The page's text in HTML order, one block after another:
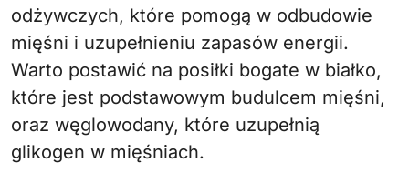
odżywczych, które pomogą w odbudowie
mięśni i uzupełnieniu zapasów energii.
Warto postawić na posiłki bogate w białko,
które jest podstawowym budulcem mięśni,
oraz węglowodany, które uzupełnią
glikogen w mięśniach.